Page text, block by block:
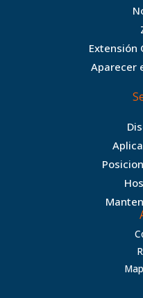
k
Extensión
Aparecer